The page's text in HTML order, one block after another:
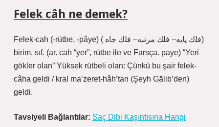
Felek câh ne demek?
Felek-cah (-rütbe, -pâye) ( ﻓﻠﻙ ﭘﺎﻳﻪ– ﻓﻠﻚ ﻣﺮﺗﺒﻪ– ﻓﻠﻙ ﺟﺎﻩ)
birim. sıf. (ar. cāh “yer”, rütbe ile ve Farsça. pāye) “Yeri
gökler olan” Yüksek rütbeli olan: Çünkü bu şair felek-
câha geldi / kral ma’zeret-hâh’tan (Şeyh Gālib’den)
geldi.
Tavsiyeli Bağlantılar: Saç Dibi Kaşıntısına Hangi